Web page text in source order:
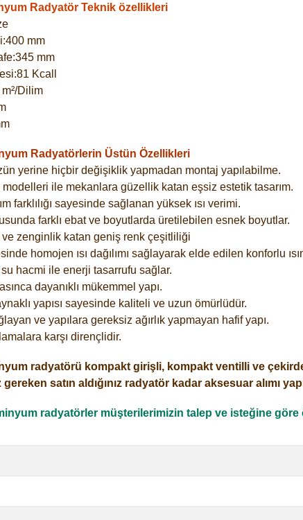
Radyatör Teknik özellikleri
mm
mm
Kcall
Dilim
Radyatörlerin Üstün Özellikleri
yerine hiçbir değişiklik yapmadan montaj yapılabilme.
ile mekanlara güzellik katan eşsiz estetik tasarım.
farklılığı sayesinde sağlanan yüksek ısı verimi.
farklı ebat ve boyutlarda üretilebilen esnek boyutlar.
ve zenginlik katan geniş renk çeşitliliği
homojen ısı dağılımı sağlayarak elde edilen konforlu
hacmi ile enerji tasarrufu sağlar.
dayanıklı mükemmel yapı.
yapısı sayesinde kaliteli ve uzun ömürlüdür.
ve yapılara gereksiz ağırlık yapmayan hafif yapı.
karşı dirençlidir.
radyatörü kompakt girişli, kompakt ventilli ve
satın aldığınız radyatör kadar aksesuar alımı
radyatörler müşterilerimizin talep ve isteğine